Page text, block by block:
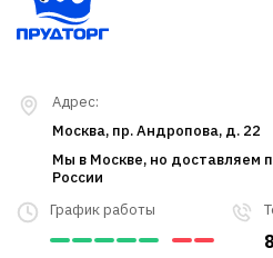
График работы
Адрес:
Москва, пр. Андропова, д. 22
Мы в Москве, но доставляем
России